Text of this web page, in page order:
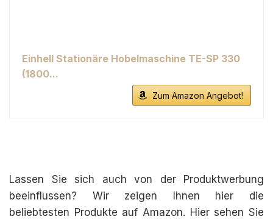
Einhell Stationäre Hobelmaschine TE-SP 330
(1800...
Zum Amazon Angebot!
Lassen Sie sich auch von der Produktwerbung
beeinflussen? Wir zeigen Ihnen hier die
beliebtesten Produkte auf Amazon. Hier sehen Sie